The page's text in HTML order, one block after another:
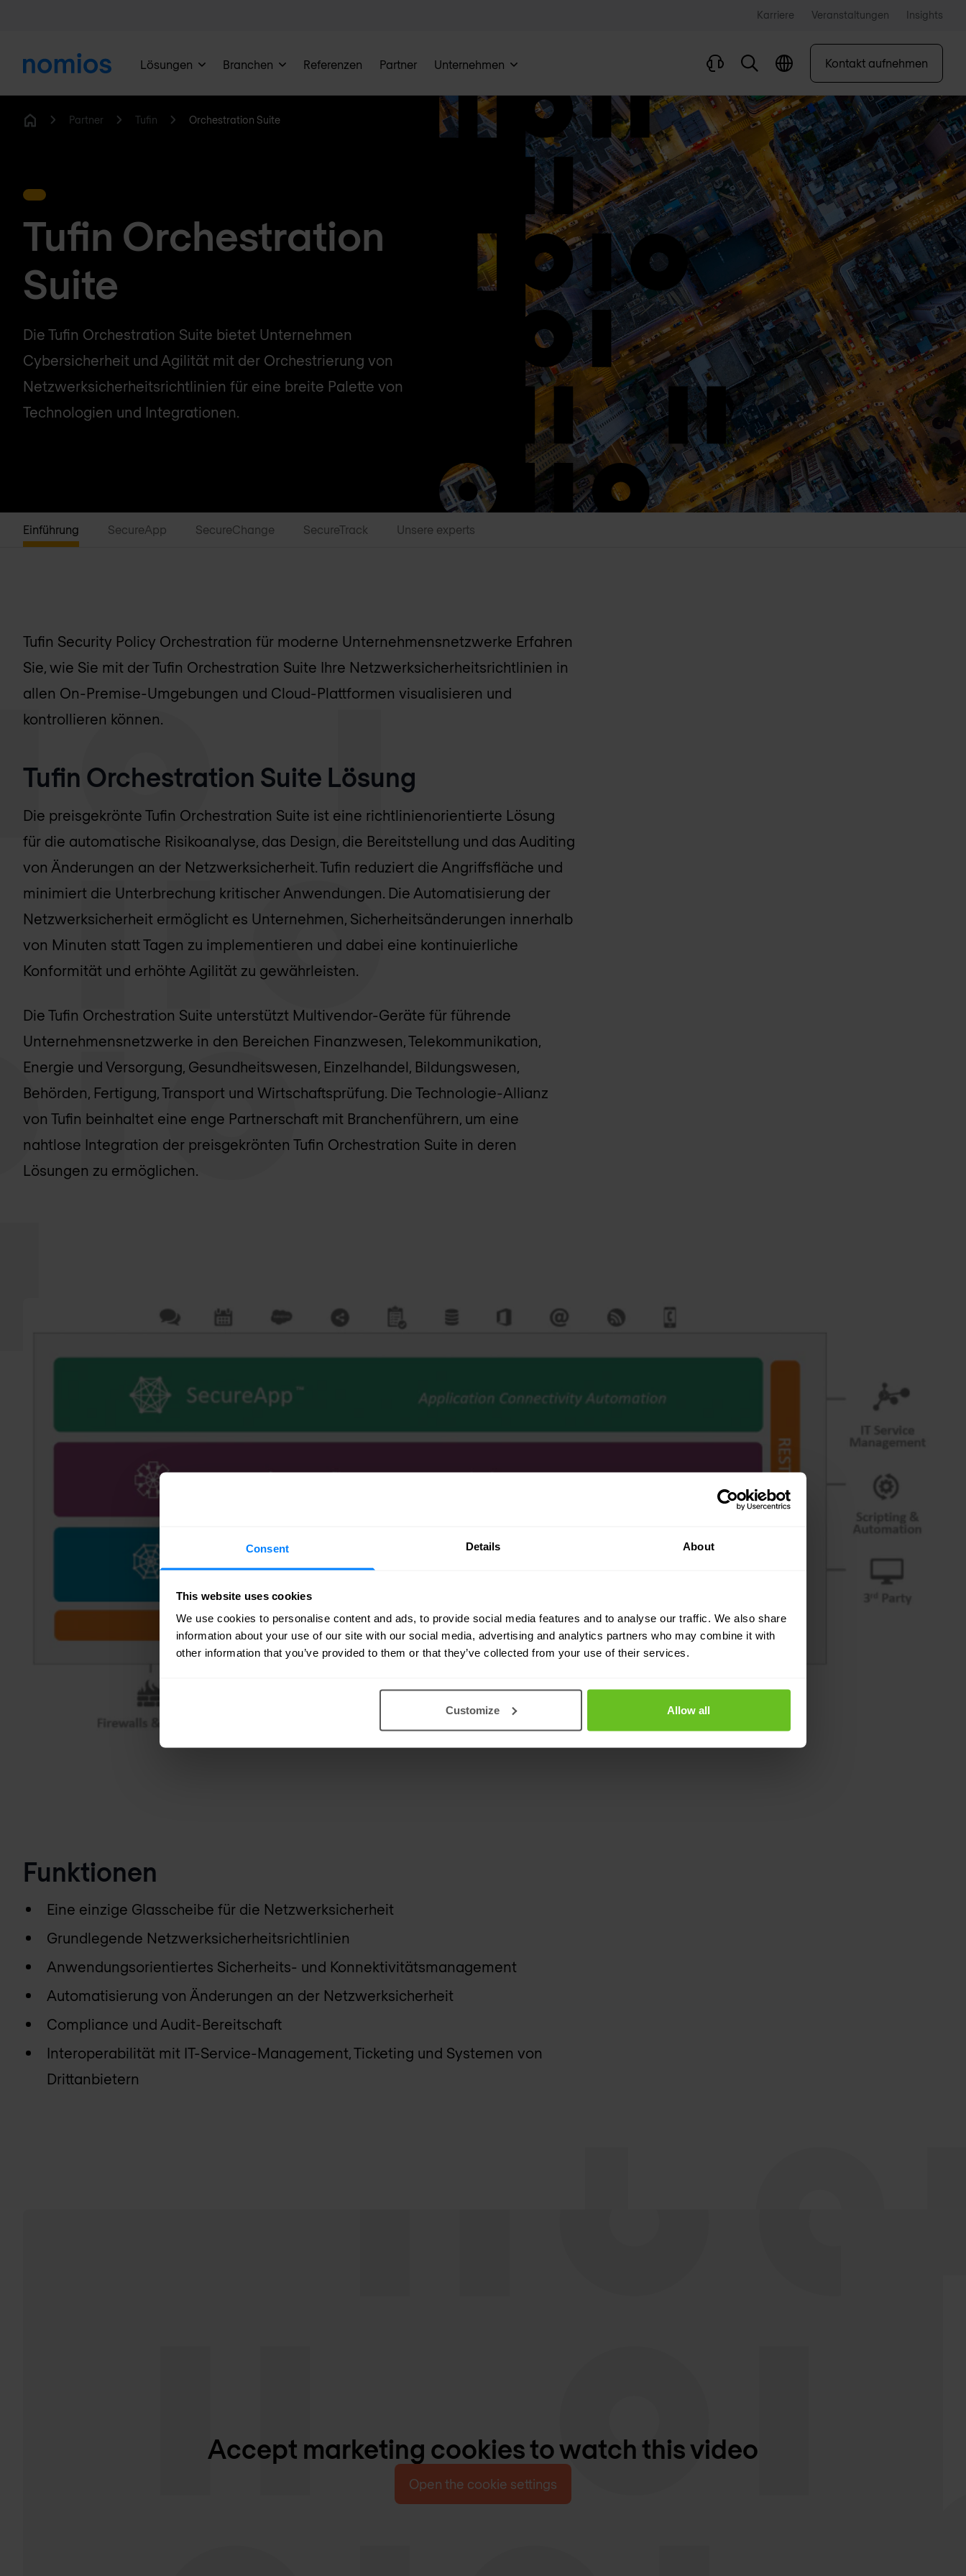
Consent Details About
This website uses cookies
We use cookies to personalise content and ads, to provide social media features and to analyse our traffic. We also share
information about your use of our site with our social media, advertising and analytics partners who may combine it with
other information that you’ve provided to them or that they’ve collected from your use of their services.
Customize Allow all
Karriere Veranstaltungen Insights
Lösungen Branchen Referenzen Partner Unternehmen Kontakt aufnehmen
Partner Tufin Orchestration Suite
Tufin Orchestration
Suite
Die Tufin Orchestration Suite bietet Unternehmen
Cybersicherheit und Agilität mit der Orchestrierung von
Netzwerksicherheitsrichtlinien für eine breite Palette von
Technologien und Integrationen.
Einführung SecureApp SecureChange SecureTrack Unsere experts
Tufin Security Policy Orchestration für moderne Unternehmensnetzwerke Erfahren
Sie, wie Sie mit der Tufin Orchestration Suite Ihre Netzwerksicherheitsrichtlinien in
allen On-Premise-Umgebungen und Cloud-Plattformen visualisieren und
kontrollieren können.
Tufin Orchestration Suite Lösung
Die preisgekrönte Tufin Orchestration Suite ist eine richtlinienorientierte Lösung
für die automatische Risikoanalyse, das Design, die Bereitstellung und das Auditing
von Änderungen an der Netzwerksicherheit. Tufin reduziert die Angriffsfläche und
minimiert die Unterbrechung kritischer Anwendungen. Die Automatisierung der
Netzwerksicherheit ermöglicht es Unternehmen, Sicherheitsänderungen innerhalb
von Minuten statt Tagen zu implementieren und dabei eine kontinuierliche
Konformität und erhöhte Agilität zu gewährleisten.
Die Tufin Orchestration Suite unterstützt Multivendor-Geräte für führende
Unternehmensnetzwerke in den Bereichen Finanzwesen, Telekommunikation,
Energie und Versorgung, Gesundheitswesen, Einzelhandel, Bildungswesen,
Behörden, Fertigung, Transport und Wirtschaftsprüfung. Die Technologie-Allianz
von Tufin beinhaltet eine enge Partnerschaft mit Branchenführern, um eine
nahtlose Integration der preisgekrönten Tufin Orchestration Suite in deren
Lösungen zu ermöglichen.
Funktionen
Eine einzige Glasscheibe für die Netzwerksicherheit
Grundlegende Netzwerksicherheitsrichtlinien
Anwendungsorientiertes Sicherheits- und Konnektivitätsmanagement
Automatisierung von Änderungen an der Netzwerksicherheit
Compliance und Audit-Bereitschaft
Interoperabilität mit IT-Service-Management, Ticketing und Systemen von
Drittanbietern
Accept marketing cookies to watch this video
Open the cookie settings